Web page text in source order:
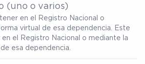
(uno o varios)
en el Registro Nacional o
virtual de esa dependencia. Este
el Registro Nacional o mediante la
esa dependencia.